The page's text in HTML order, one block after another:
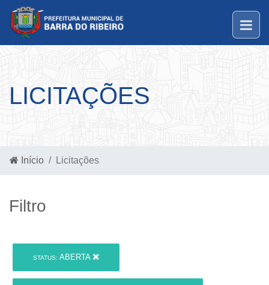
LICITAÇÕES
Início Licitações
Filtro
STATUS: ABERTA